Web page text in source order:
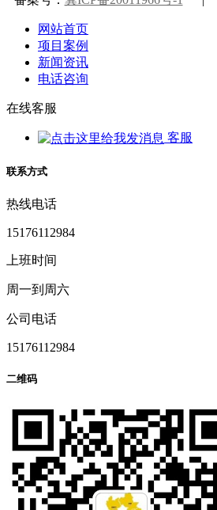
网站首页
项目案例
新闻资讯
电话咨询
在线客服
客服
联系方式
热线电话
15176112984
上班时间
周一到周六
公司电话
15176112984
二维码